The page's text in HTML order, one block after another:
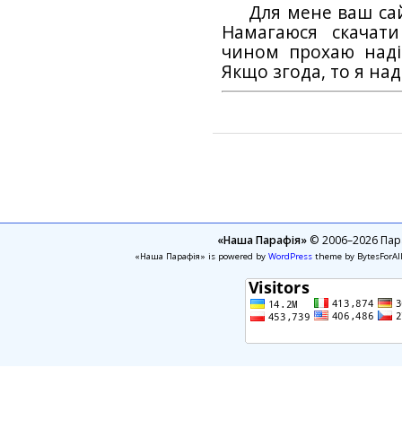
Для мене ваш
Намагаюся
чином прохаю
Якщо згода, то я
«Наша Парафія»© 2006–2026
«Наша Парафія» is powered by WordPresstheme by